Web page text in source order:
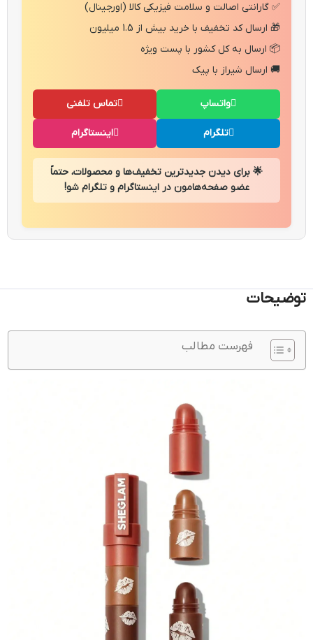
✅ گارانتی اصالت و سلامت فیزیکی کالا (اورجینال)
🎁 ارسال کد تخفیف با خرید بیش از 1.5 میلیون
📦 ارسال به کل کشور با پست ویژه
🚚 ارسال شیراز با پیک
تماس تلفنی واتساپ
اینستاگرام تلگرام
🌟 برای دیدن جدیدترین تخفیف‌ها و محصولات، حتماً
عضو صفحه‌هامون در اینستاگرام و تلگرام شو!
توضیحات
فهرست مطالب